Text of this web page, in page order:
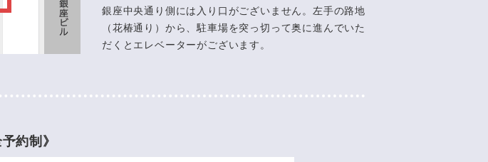
銀座中央通り側には入り口がございません。左手の路地
（花椿通り）から、駐車場を突っ切って奥に進んでいた
だくとエレベーターがございます。
予約制》